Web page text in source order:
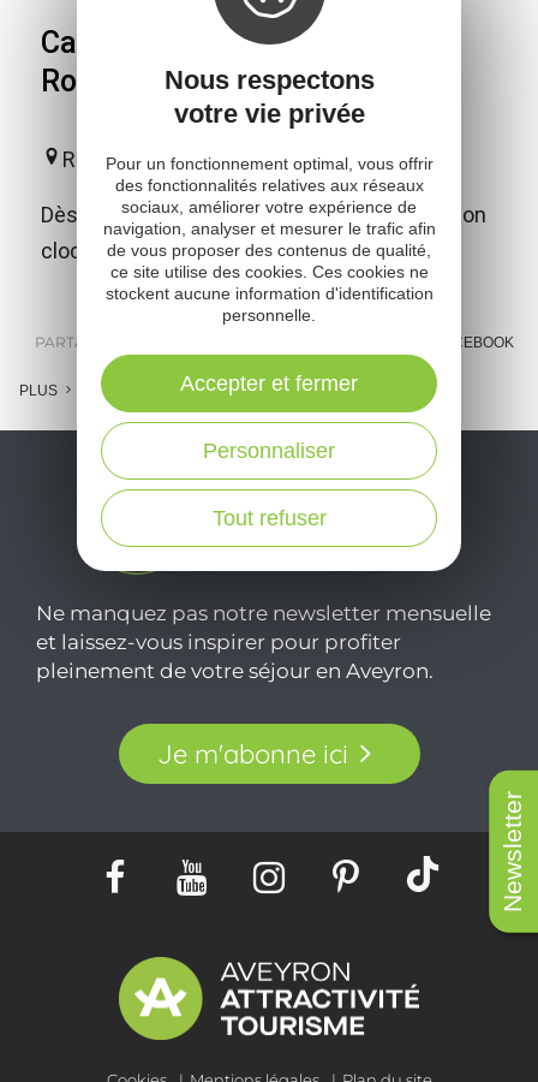
Newsletter
Cathédrale Notre-Dame de
Rodez
Rodez
Dès votre arrivée à Rodez, la cathédrale et son
clocher guideront vos pas...
PARTAGER : FACEBOOK
PLUS
Ne manquez pas notre newsletter mensuelle
et laissez-vous inspirer pour profiter
pleinement de votre séjour en Aveyron.
Je m'abonne ici
Nous respectons
votre vie privée
Pour un fonctionnement optimal, vous offrir
des fonctionnalités relatives aux réseaux
sociaux, améliorer votre expérience de
navigation, analyser et mesurer le trafic afin
de vous proposer des contenus de qualité,
ce site utilise des cookies. Ces cookies ne
stockent aucune information d'identification
personnelle.
Tout refuser
Personnaliser
Accepter et fermer